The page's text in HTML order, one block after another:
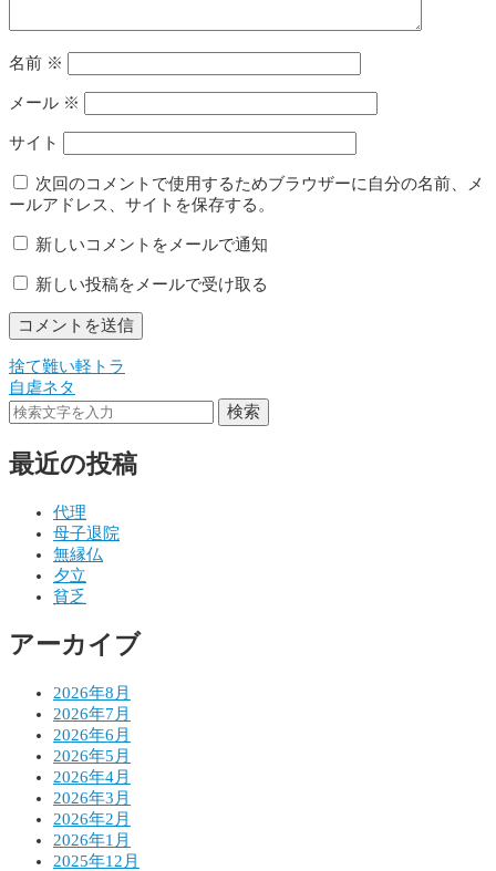
名前 ※
メール ※
サイト
次回のコメントで使用するためブラウザーに自分の名前、メ
ールアドレス、サイトを保存する。
新しいコメントをメールで通知
新しい投稿をメールで受け取る
投
稿
ビ
ン
捨て難い軽トラ
自虐ネタ
検索
最近の投稿
代理
母子退院
無縁仏
夕立
貧乏
アーカイブ
2026年8月
2026年7月
2026年6月
2026年5月
2026年4月
2026年3月
2026年2月
2026年1月
2025年12月